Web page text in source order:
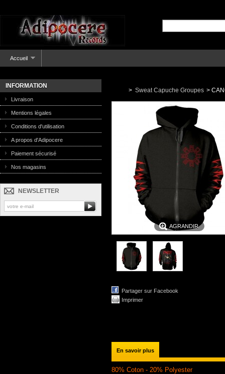
Accueil
INFORMATION
Livraison
Mentions légales
Conditions d'utilisation
A propos d'Adipocere
Paiement sécurisé
Nos magasins
NEWSLETTER
> Sweat Capuche Groupes >
AGRANDIR
Partager sur Facebook
Imprimer
En savoir plus
80% Coton - 20% Polyester